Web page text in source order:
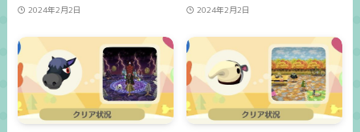
2024年2月2日 2024年2月2日